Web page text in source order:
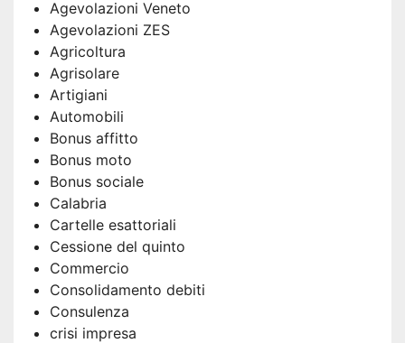
Agevolazioni Veneto
Agevolazioni ZES
Agricoltura
Agrisolare
Artigiani
Automobili
Bonus affitto
Bonus moto
Bonus sociale
Calabria
Cartelle esattoriali
Cessione del quinto
Commercio
Consolidamento debiti
Consulenza
crisi impresa